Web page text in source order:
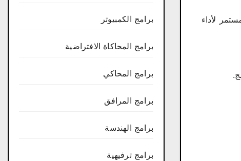
لأداء
برامج الكمبيوتر
برامج المحاكاة الافتراضية
برامج المحاكي
برامج المرافق
برامج الهندسة
برامج ترفيهية